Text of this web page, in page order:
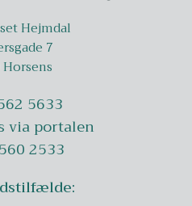
Hejmdal
7
5633
via portalen
2533